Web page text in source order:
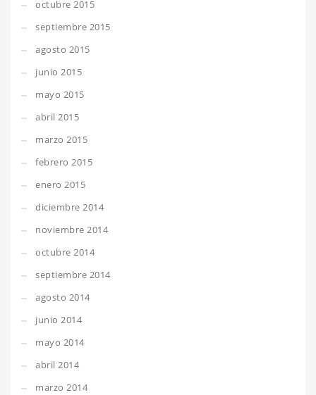
octubre 2015
septiembre 2015
agosto 2015
junio 2015
mayo 2015
abril 2015
marzo 2015
febrero 2015
enero 2015
diciembre 2014
noviembre 2014
octubre 2014
septiembre 2014
agosto 2014
junio 2014
mayo 2014
abril 2014
marzo 2014